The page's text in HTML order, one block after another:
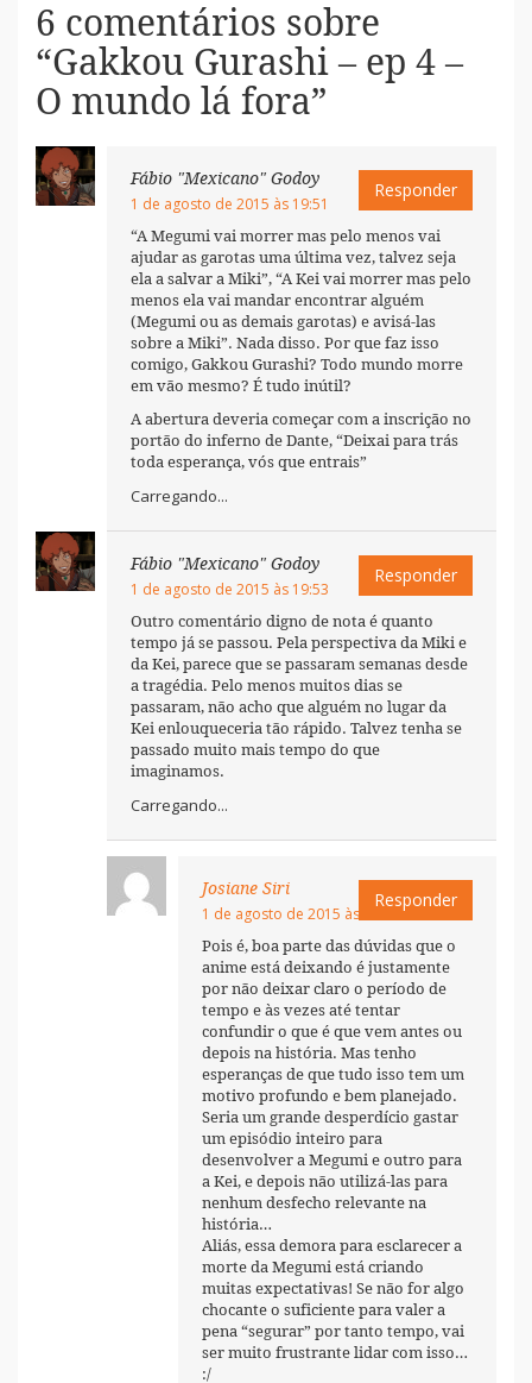
6 comentários sobre
“Gakkou Gurashi – ep 4 –
O mundo lá fora”
Fábio "Mexicano" Godoy
1 de agosto de 2015 às 19:51
“A Megumi vai morrer mas pelo menos vai
ajudar as garotas uma última vez, talvez seja
ela a salvar a Miki”, “A Kei vai morrer mas pelo
menos ela vai mandar encontrar alguém
(Megumi ou as demais garotas) e avisá-las
sobre a Miki”. Nada disso. Por que faz isso
comigo, Gakkou Gurashi? Todo mundo morre
em vão mesmo? É tudo inútil?
A abertura deveria começar com a inscrição no
portão do inferno de Dante, “Deixai para trás
toda esperança, vós que entrais”
Carregando...
Responder
Fábio "Mexicano" Godoy
1 de agosto de 2015 às 19:53
Outro comentário digno de nota é quanto
tempo já se passou. Pela perspectiva da Miki e
da Kei, parece que se passaram semanas desde
a tragédia. Pelo menos muitos dias se
passaram, não acho que alguém no lugar da
Kei enlouqueceria tão rápido. Talvez tenha se
passado muito mais tempo do que
imaginamos.
Carregando...
Responder
Josiane Siri
1 de agosto de 2015 às 21:10
Pois é, boa parte das dúvidas que o
anime está deixando é justamente
por não deixar claro o período de
tempo e às vezes até tentar
confundir o que é que vem antes ou
depois na história. Mas tenho
esperanças de que tudo isso tem um
motivo profundo e bem planejado.
Seria um grande desperdício gastar
um episódio inteiro para
desenvolver a Megumi e outro para
a Kei, e depois não utilizá-las para
nenhum desfecho relevante na
história…
Aliás, essa demora para esclarecer a
morte da Megumi está criando
muitas expectativas! Se não for algo
chocante o suficiente para valer a
pena “segurar” por tanto tempo, vai
ser muito frustrante lidar com isso…
:/
Responder